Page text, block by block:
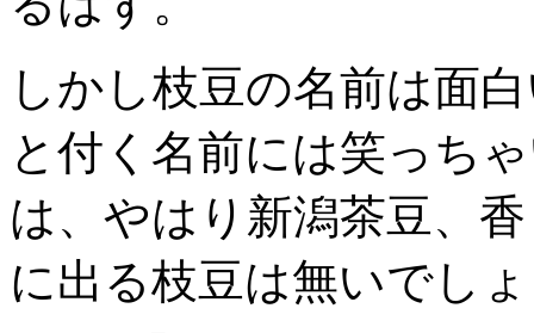
しかし枝豆の名前は面
と付く名前には笑っち
は、やはり新潟茶豆、
に出る枝豆は無いでし